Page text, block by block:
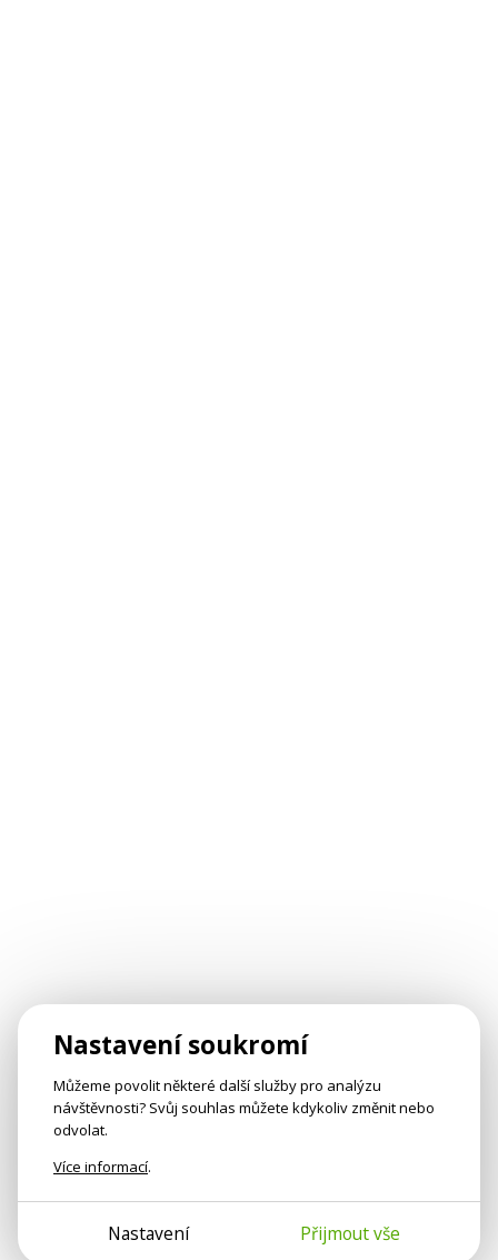
Nastavení soukromí
Můžeme povolit některé další služby pro analýzu
návštěvnosti? Svůj souhlas můžete kdykoliv změnit nebo
odvolat.
Více informací.
Nastavení Přijmout vše